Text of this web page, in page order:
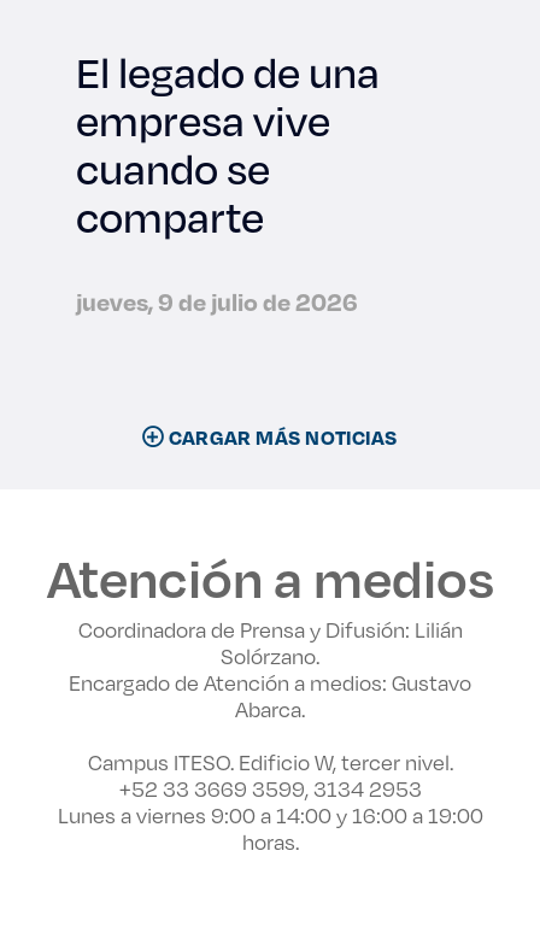
El legado de una
empresa vive
cuando se
comparte
jueves, 9 de julio de 2026
CARGAR MÁS NOTICIAS
Atención a medios
Coordinadora de Prensa y Difusión: Lilián
Solórzano.
Encargado de Atención a medios: Gustavo
Abarca.
Campus ITESO. Edificio W, tercer nivel.
+52 33 3669 3599, 3134 2953
Lunes a viernes 9:00 a 14:00 y 16:00 a 19:00
horas.